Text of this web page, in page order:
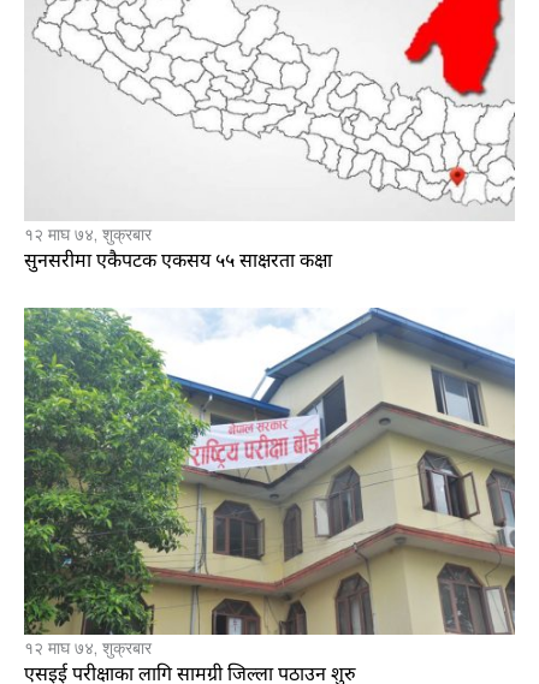
१२ माघ ७४, शुक्रबार
सुनसरीमा एकैपटक एकसय ५५ साक्षरता कक्षा
१२ माघ ७४, शुक्रबार
एसइई परीक्षाका लागि सामग्री जिल्ला पठाउन शुरु